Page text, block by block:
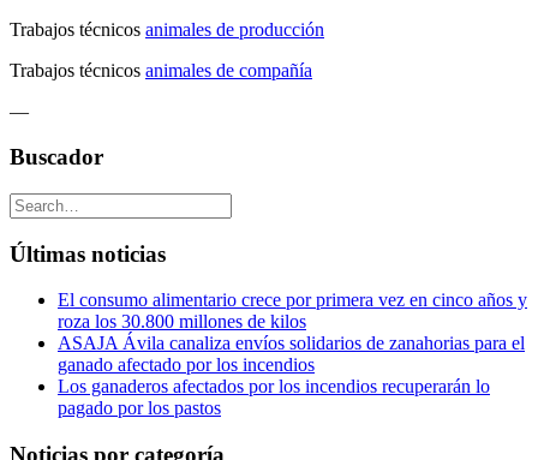
Trabajos técnicos animales de producción
Trabajos técnicos animales de compañía
—
Buscador
Últimas noticias
El consumo alimentario crece por primera vez en cinco años y
roza los 30.800 millones de kilos
ASAJA Ávila canaliza envíos solidarios de zanahorias para el
ganado afectado por los incendios
Los ganaderos afectados por los incendios recuperarán lo
pagado por los pastos
Noticias por categoría